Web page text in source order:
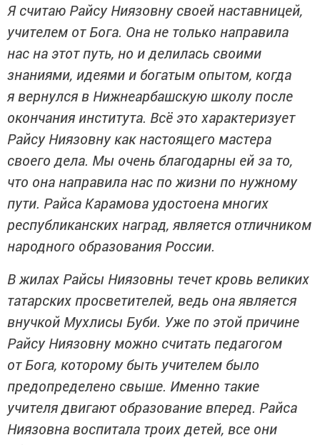
Я считаю Райсу Ниязовну своей наставницей,
учителем от Бога. Она не только направила
нас на этот путь, но и делилась своими
знаниями, идеями и богатым опытом, когда
я вернулся в Нижнеарбашскую школу после
окончания института. Всё это характеризует
Райсу Ниязовну как настоящего мастера
своего дела. Мы очень благодарны ей за то,
что она направила нас по жизни по нужному
пути. Райса Карамова удостоена многих
республиканских наград, является отличником
народного образования России.
В жилах Райсы Ниязовны течет кровь великих
татарских просветителей, ведь она является
внучкой Мухлисы Буби. Уже по этой причине
Райсу Ниязовну можно считать педагогом
от Бога, которому быть учителем было
предопределено свыше. Именно такие
учителя двигают образование вперед. Райса
Ниязовна воспитала троих детей, все они